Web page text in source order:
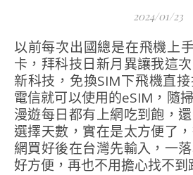
2024/01/23
以前每次出國總是在飛機上手忙腳亂拿針換SIM
卡，拜科技日新月異讓我這
新科技，免換SIM下飛機直
電信就可以使用的eSIM，隨
漫遊每日都有上網吃到飽，
選擇天數，實在是太方便了
網買好後在台灣先輸入，一
好方便，再也不用擔心找不到